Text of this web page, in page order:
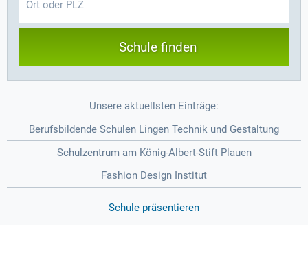
Schule finden
Unsere aktuellsten Einträge:
Berufsbildende Schulen Lingen Technik und Gestaltung
Schulzentrum am König-Albert-Stift Plauen
Fashion Design Institut
Schule präsentieren